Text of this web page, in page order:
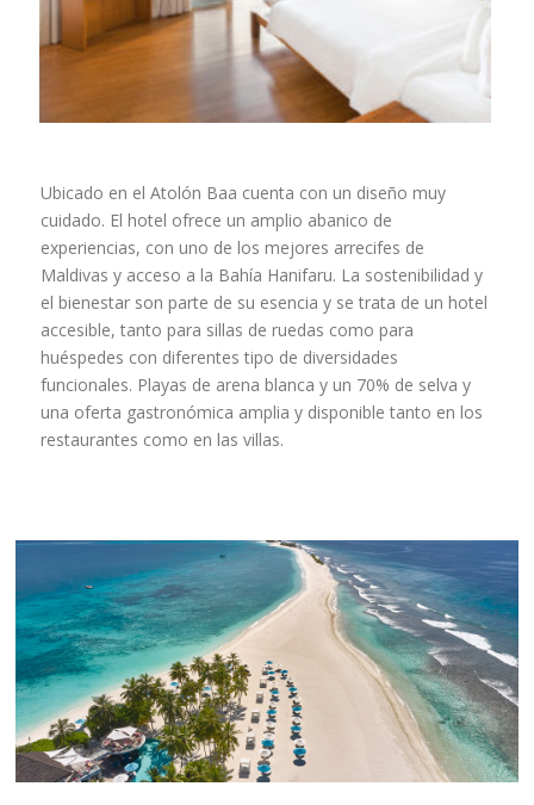
Ubicado en el Atolón Baa cuenta con un diseño muy
cuidado. El hotel ofrece un amplio abanico de
experiencias, con uno de los mejores arrecifes de
Maldivas y acceso a la Bahía Hanifaru. La sostenibilidad y
el bienestar son parte de su esencia y se trata de un hotel
accesible, tanto para sillas de ruedas como para
huéspedes con diferentes tipo de diversidades
funcionales. Playas de arena blanca y un 70% de selva y
una oferta gastronómica amplia y disponible tanto en los
restaurantes como en las villas.